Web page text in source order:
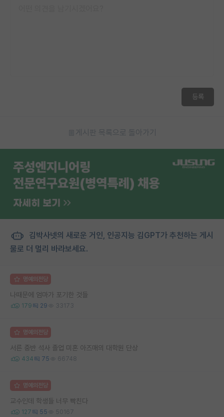
등록
게시판 목록으로 돌아가기
김박사넷의 새로운 거인, 인공지능 김GPT가 추천하는 게시
물로 더 멀리 바라보세요.
명예의전당
나때문에 엄마가 포기한 것들
179 29 33173
명예의전당
서른 중반 석사 졸업 미혼 아즈매의 대학원 단상
434 75 66748
명예의전당
교수인데 학생들 너무 빡친다
127 55 50167